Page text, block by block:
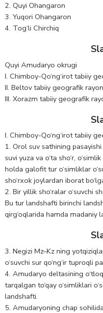
2. Quyi Ohangaron
3. Yuqori Ohangaron
4. Tog‘li Chirchiq
Quyi Amudaryo okrugi
I. Chimboy-Qo‘ng‘irot tabiiy
II. Beltov tabiiy geografik
III. Xorazm tabiiy geografik
I. Chimboy-Qo‘ng‘irot tabiiy
1. Orol suv sathining
suvi yuza va o‘ta sho‘r,
holda galofit tur o‘simliklar
sho‘rxok joylardan iborat
2. Bir yillik sho‘ralar o‘suvchi
Bu tur landshafti birinchi
qirg‘oqlarida hamda madaniy
3. Negizi Mz–Kz ning
o‘suvchi sur qo‘ng‘ir tuproqli
4. Amudaryo deltasining
tarqalgan to‘qay o‘simliklari
landshafti.
5. Amudaryoning chap